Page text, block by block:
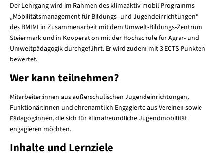
Der Lehrgang wird im Rahmen des klimaaktiv mobil Programms
„Mobilitätsmanagement für Bildungs- und Jugendeinrichtungen“
des BMIMI in Zusammenarbeit mit dem Umwelt-Bildungs-Zentrum
Steiermark und in Kooperation mit der Hochschule für Agrar- und
Umweltpädagogik durchgeführt. Er wird zudem mit 3 ECTS-Punkten
bewertet.
Wer kann teilnehmen?
Mitarbeiter:innen aus außerschulischen Jugendeinrichtungen,
Funktionär:innen und ehrenamtlich Engagierte aus Vereinen sowie
Pädagog:innen, die sich für klimafreundliche Jugendmobilität
engagieren möchten.
Inhalte und Lernziele